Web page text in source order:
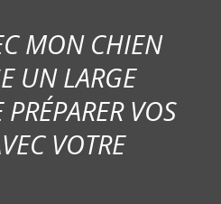
MON CHIEN
UN LARGE
VOS
VOTRE